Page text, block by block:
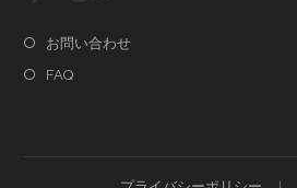
お問い合わせ
FAQ